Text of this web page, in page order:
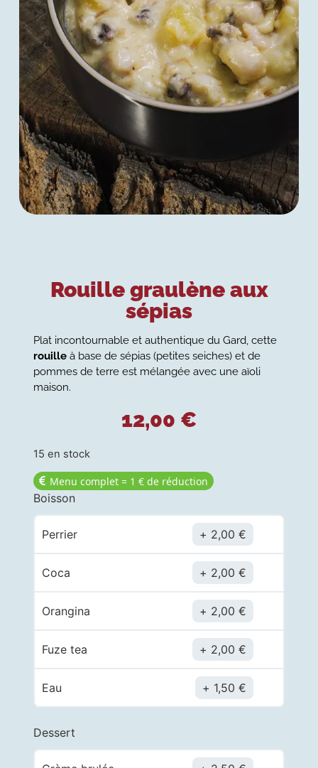
Rouille graulène aux
sépias
Plat incontournable et authentique du Gard, cette
rouille à base de sépias (petites seiches) et de
pommes de terre est mélangée avec une aïoli
maison.
12,00 €
15 en stock
Menu complet = 1 € de réduction
Boisson
Perrier 2,00€
Coca 2,00€
Orangina 2,00€
Fuze tea 2,00€
Eau 1,50€
Dessert